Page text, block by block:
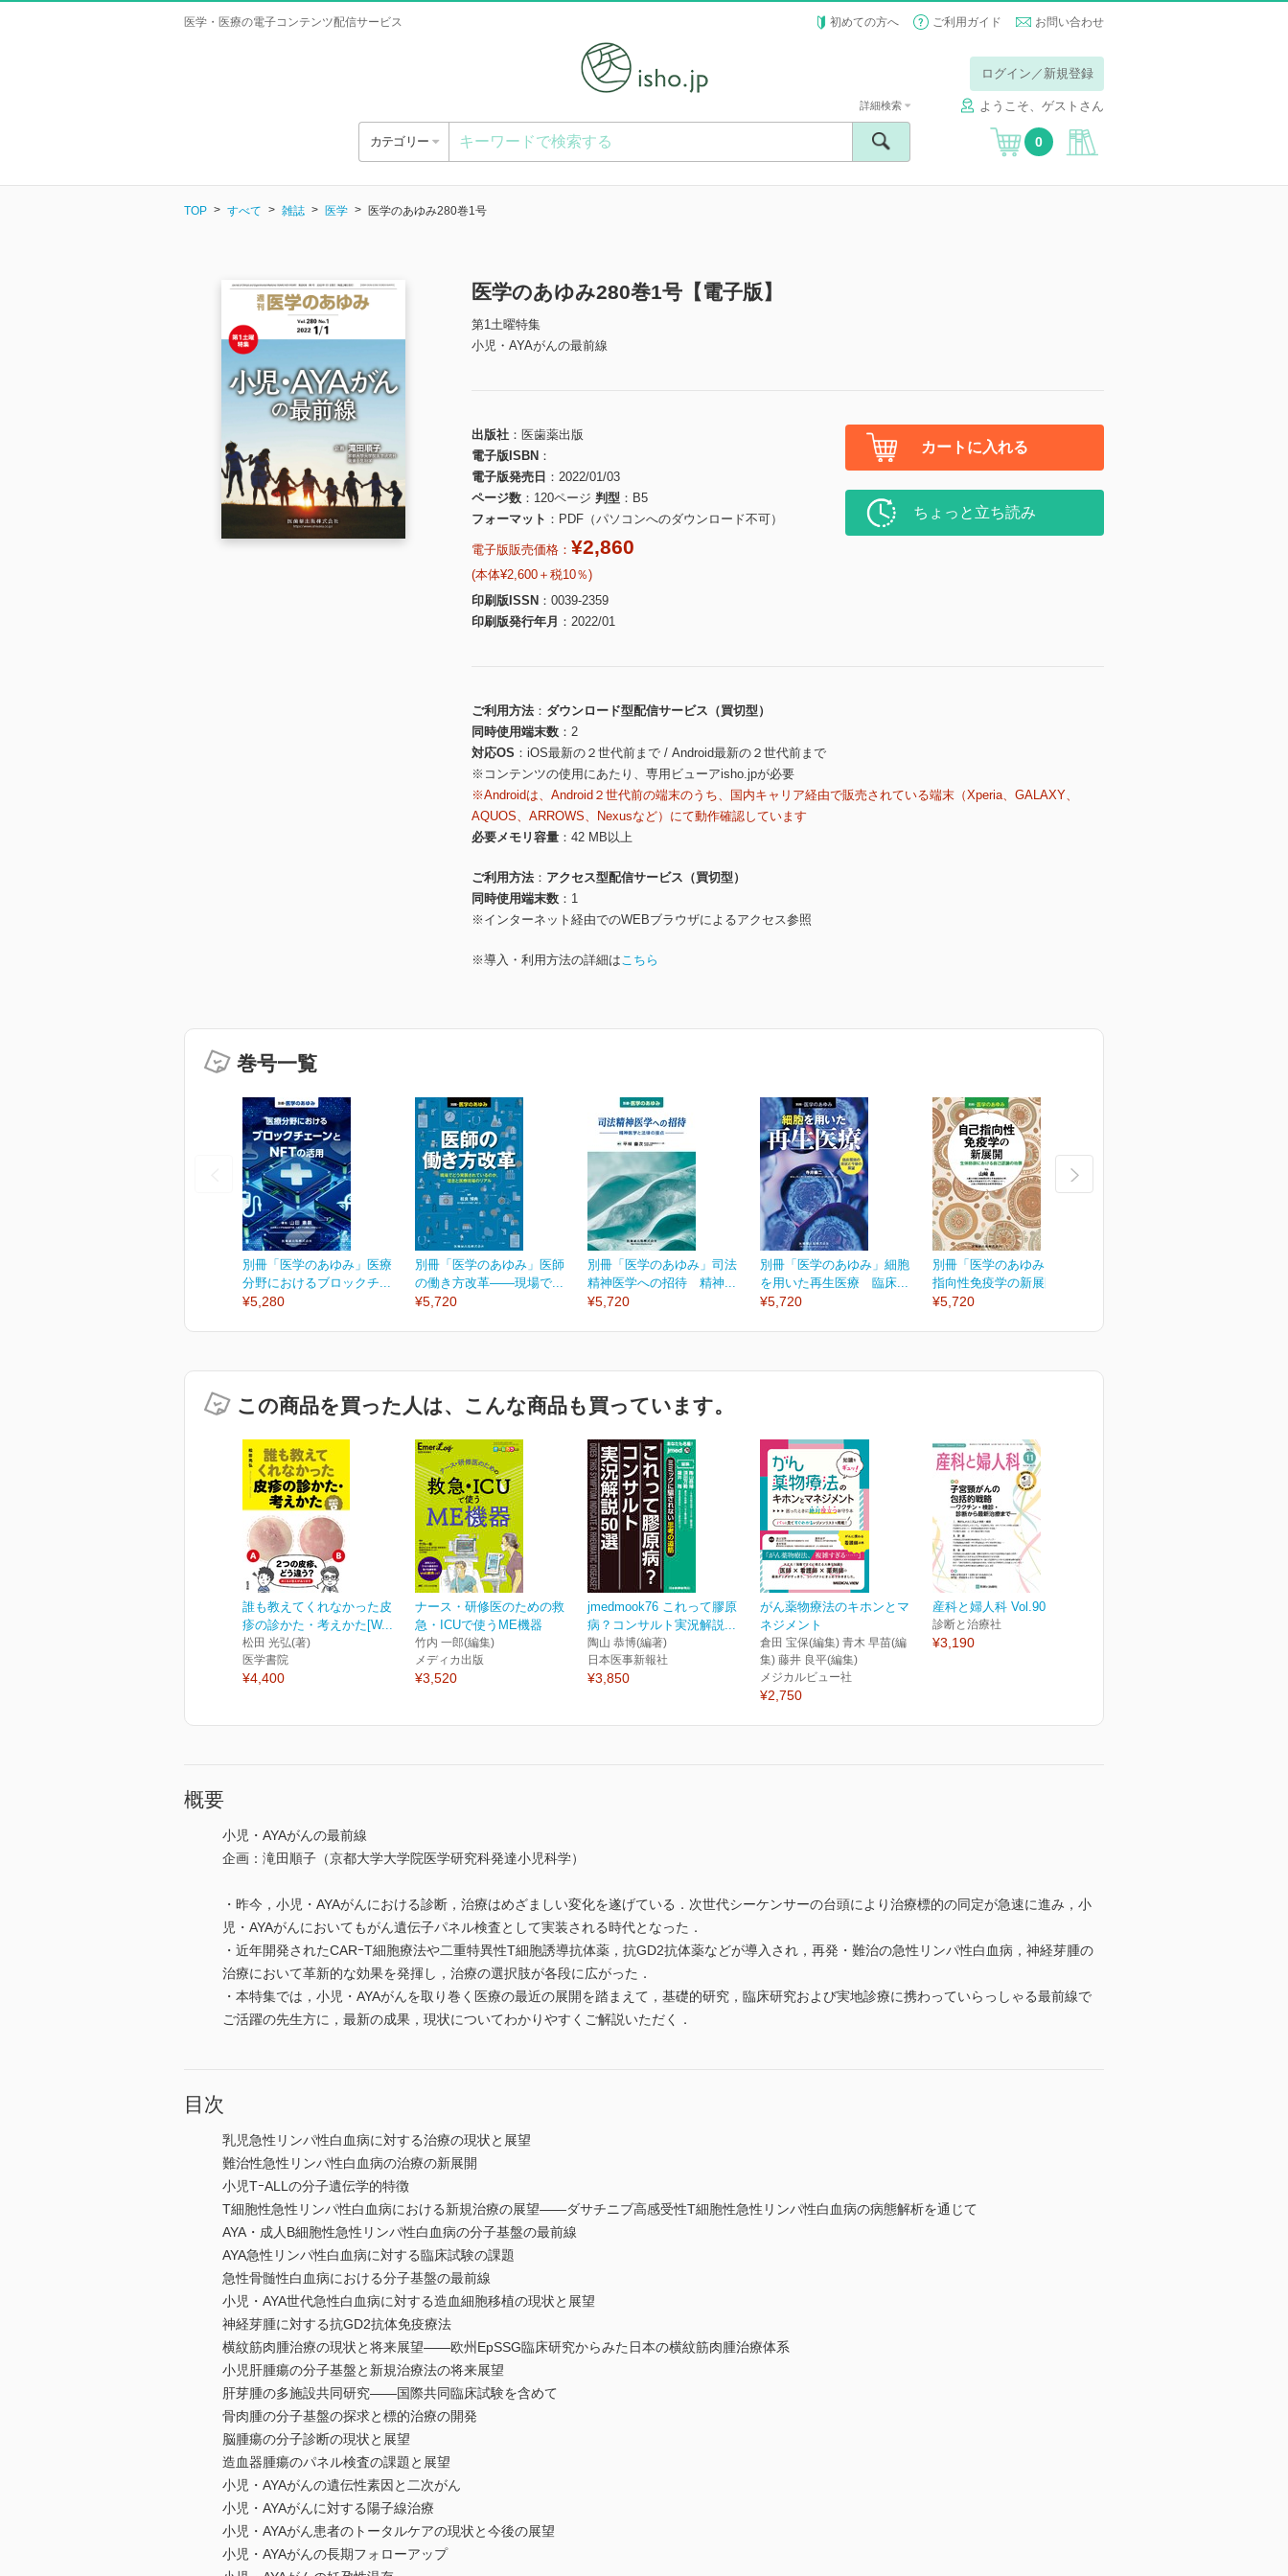
医学・医療の電子コンテンツ配信サービス 初めての方へ ご利用ガイド お問い合わせ
ログイン／新規登録
ようこそ、ゲストさん
カテゴリー
詳細検索
0
TOP すべて 雑誌 医学 医学のあゆみ280巻1号
医学のあゆみ280巻1号【電子版】
第1土曜特集
小児・AYAがんの最前線
出版社
医歯薬出版
電子版ISBN
電子版発売日
2022/01/03
ページ数
120ページ 判型
B5
フォーマット
PDF（パソコンへのダウンロード不可）
電子版販売価格： ¥2,860
(本体¥2,600＋税10％)
印刷版ISSN
0039-2359
印刷版発行年月
2022/01
カートに入れる
ちょっと立ち読み
ご利用方法
ダウンロード型配信サービス（買切型）
同時使用端末数
2
対応OS
iOS最新の２世代前まで / Android最新の２世代前まで
※コンテンツの使用にあたり、専用ビューアisho.jpが必要
※Androidは、Android２世代前の端末のうち、国内キャリア経由で販売されている端末（Xperia、GALAXY、
AQUOS、ARROWS、Nexusなど）にて動作確認しています
必要メモリ容量
42 MB以上
ご利用方法
アクセス型配信サービス（買切型）
同時使用端末数
1
※インターネット経由でのWEBブラウザによるアクセス参照
※導入・利用方法の詳細はこちら
巻号一覧
別冊「医学のあゆみ」医療
分野におけるブロックチ...
¥5,280
別冊「医学のあゆみ」医師
の働き方改革――現場で...
¥5,720
別冊「医学のあゆみ」司法
精神医学への招待 精神...
¥5,720
別冊「医学のあゆみ」細胞
を用いた再生医療 臨床...
¥5,720
別冊「医学のあゆみ」自己
指向性免疫学の新展開...
¥5,720
この商品を買った人は、こんな商品も買っています。
誰も教えてくれなかった皮
疹の診かた・考えかた[W...
松田 光弘(著)
医学書院
¥4,400
ナース・研修医のための救
急・ICUで使うME機器
竹内 一郎(編集)
メディカ出版
¥3,520
jmedmook76 これって膠原
病？コンサルト実況解説...
陶山 恭博(編著)
日本医事新報社
¥3,850
がん薬物療法のキホンとマ
ネジメント
倉田 宝保(編集) 青木 早苗(編
集) 藤井 良平(編集)
メジカルビュー社
¥2,750
産科と婦人科 Vol.90 No.11
診断と治療社
¥3,190
概要
小児・AYAがんの最前線
企画：滝田順子（京都大学大学院医学研究科発達小児科学）
・昨今，小児・AYAがんにおける診断，治療はめざましい変化を遂げている．次世代シーケンサーの台頭により治療標的の同定が急速に進み，小
児・AYAがんにおいてもがん遺伝子パネル検査として実装される時代となった．
・近年開発されたCARｰT細胞療法や二重特異性T細胞誘導抗体薬，抗GD2抗体薬などが導入され，再発・難治の急性リンパ性白血病，神経芽腫の
治療において革新的な効果を発揮し，治療の選択肢が各段に広がった．
・本特集では，小児・AYAがんを取り巻く医療の最近の展開を踏まえて，基礎的研究，臨床研究および実地診療に携わっていらっしゃる最前線で
ご活躍の先生方に，最新の成果，現状についてわかりやすくご解説いただく．
目次
乳児急性リンパ性白血病に対する治療の現状と展望
難治性急性リンパ性白血病の治療の新展開
小児TｰALLの分子遺伝学的特徴
T細胞性急性リンパ性白血病における新規治療の展望――ダサチニブ高感受性T細胞性急性リンパ性白血病の病態解析を通じて
AYA・成人B細胞性急性リンパ性白血病の分子基盤の最前線
AYA急性リンパ性白血病に対する臨床試験の課題
急性骨髄性白血病における分子基盤の最前線
小児・AYA世代急性白血病に対する造血細胞移植の現状と展望
神経芽腫に対する抗GD2抗体免疫療法
横紋筋肉腫治療の現状と将来展望――欧州EpSSG臨床研究からみた日本の横紋筋肉腫治療体系
小児肝腫瘍の分子基盤と新規治療法の将来展望
肝芽腫の多施設共同研究――国際共同臨床試験を含めて
骨肉腫の分子基盤の探求と標的治療の開発
脳腫瘍の分子診断の現状と展望
造血器腫瘍のパネル検査の課題と展望
小児・AYAがんの遺伝性素因と二次がん
小児・AYAがんに対する陽子線治療
小児・AYAがん患者のトータルケアの現状と今後の展望
小児・AYAがんの長期フォローアップ